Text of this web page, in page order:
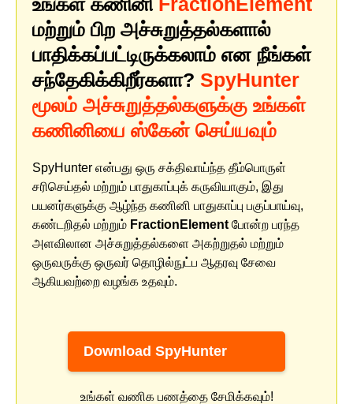
மற்றும் பிற அச்சுறுத்தல்களால்
பாதிக்கப்பட்டிருக்கலாம் என நீங்கள்
சந்தேகிக்கிறீர்களா? SpyHunter
மூலம் அச்சுறுத்தல்களுக்கு உங்கள்
கணினியை ஸ்கேன் செய்யவும்
SpyHunter என்பது ஒரு சக்திவாய்ந்த தீம்பொருள்
சரிசெய்தல் மற்றும் பாதுகாப்புக் கருவியாகும், இது
பயனர்களுக்கு ஆழ்ந்த கணினி பாதுகாப்பு பகுப்பாய்வு,
கண்டறிதல் மற்றும் FractionElement போன்ற பரந்த
அளவிலான அச்சுறுத்தல்களை அகற்றுதல் மற்றும்
ஒருவருக்கு ஒருவர் தொழில்நுட்ப ஆதரவு சேவை
ஆகியவற்றை வழங்க உதவும்.
Download SpyHunter
உங்கள் வணிக பணத்தை சேமிக்கவும்!